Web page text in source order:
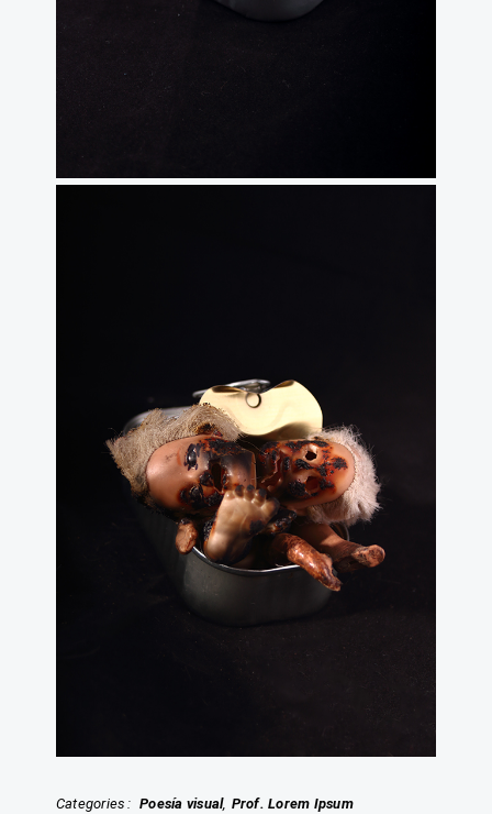
Categories Poesía visual Prof. Lorem Ipsum